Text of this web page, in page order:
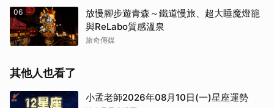
06
放慢腳步遊青森～鐵道慢旅、超大睡魔燈籠
與ReLabo質感溫泉
旅奇傳媒
其他人也看了
小孟老師2026年08月10日(一)星座運勢